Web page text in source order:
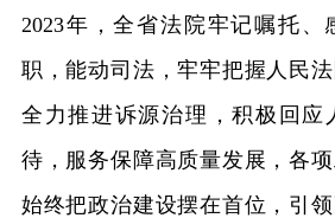
2023年，全省法院牢记嘱托、
职，能动司法，牢牢把握人民
全力推进诉源治理，积极回应
待，服务保障高质量发展，各项
始终把政治建设摆在首位，引